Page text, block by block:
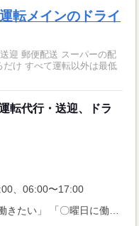
転メインのドライ
迎 郵便配送 スーパーの配
け すべて運転以外は最低
転代行・送迎、ドラ
、06:00〜17:00
【自己申告シフト】 「平日だけ働きたい」 「〇曜日に働きたい」 など、働き方は自分で選べます。 曜日・時間についてのご希望も 面談の際に教えてくださいね。 ※こちらは中型以上のお仕事の例です